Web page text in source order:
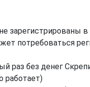
зарегистрированы в
потребоваться
раз без денег
работает)